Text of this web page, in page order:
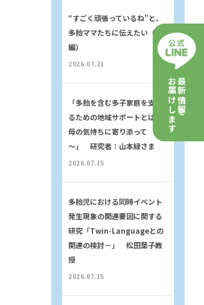
“すごく頑張っているね”と、
多胎ママたちに伝えたい（後
編）
2026.07.21
「多胎を含む多子家庭を支え
るための地域サポートとは～
母の気持ちに寄り添って
～」 研究者：山本緑さま
2026.07.15
多胎児における同時イベント
発生現象の関連要因に関する
研究「Twin-Languageとの
関連の検討－」 松田葉子教
授
2026.07.15
最新情報を
お届けします